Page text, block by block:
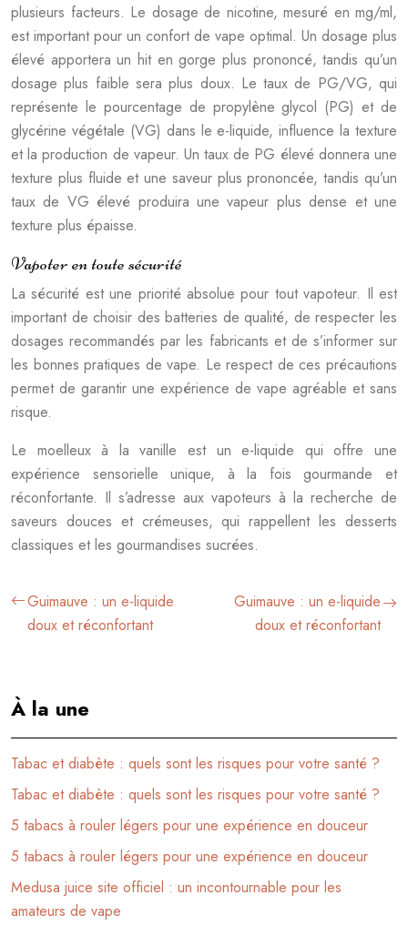
plusieurs facteurs. Le dosage de nicotine, mesuré en mg/ml,
est important pour un confort de vape optimal. Un dosage plus
élevé apportera un hit en gorge plus prononcé, tandis qu’un
dosage plus faible sera plus doux. Le taux de PG/VG, qui
représente le pourcentage de propylène glycol (PG) et de
glycérine végétale (VG) dans le e-liquide, influence la texture
et la production de vapeur. Un taux de PG élevé donnera une
texture plus fluide et une saveur plus prononcée, tandis qu’un
taux de VG élevé produira une vapeur plus dense et une
texture plus épaisse.
Vapoter en toute sécurité
La sécurité est une priorité absolue pour tout vapoteur. Il est
important de choisir des batteries de qualité, de respecter les
dosages recommandés par les fabricants et de s’informer sur
les bonnes pratiques de vape. Le respect de ces précautions
permet de garantir une expérience de vape agréable et sans
risque.
Le moelleux à la vanille est un e-liquide qui offre une
expérience sensorielle unique, à la fois gourmande et
réconfortante. Il s’adresse aux vapoteurs à la recherche de
saveurs douces et crémeuses, qui rappellent les desserts
classiques et les gourmandises sucrées.
Guimauve : un e-liquide
doux et réconfortant
Guimauve : un e-liquide
doux et réconfortant
À la une
Tabac et diabète : quels sont les risques pour votre santé ?
Tabac et diabète : quels sont les risques pour votre santé ?
5 tabacs à rouler légers pour une expérience en douceur
5 tabacs à rouler légers pour une expérience en douceur
Medusa juice site officiel : un incontournable pour les
amateurs de vape